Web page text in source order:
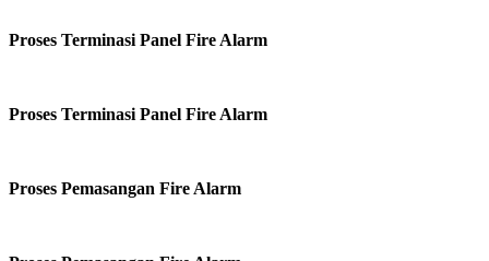
Proses Terminasi Panel Fire Alarm
Proses Terminasi Panel Fire Alarm
Proses Pemasangan Fire Alarm